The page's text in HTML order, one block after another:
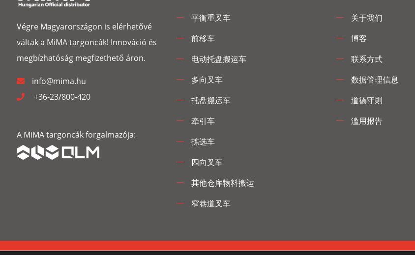
Végre Magyarországon is elérhetővé
váltak a MiMA targoncák! Innováció és
megbízhatóság megfizethető áron.
info@mima.hu
+36-23/800-420
A MiMA targoncák forgalmazója:
平衡重叉车
前移车
电动托盘搬运车
多向叉车
托盘搬运车
牵引车
拣选车
四向叉车
其他仓库物料搬运
窄巷道叉车
关于我们
博客
联系方式
数据管理信息
道德守則
滥用报告